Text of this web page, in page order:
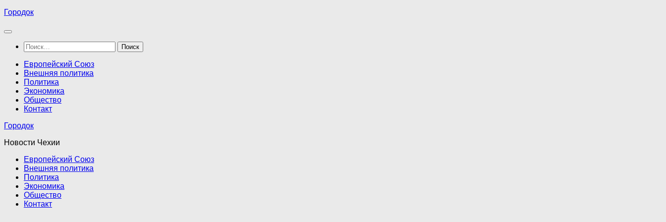
Перейти
содержимому
Городок
Найти:
Европейский Союз
Внешняя политика
Политика
Экономика
Общество
Контакт
Городок
Новости Чехии
Европейский Союз
Внешняя политика
Политика
Экономика
Общество
Контакт